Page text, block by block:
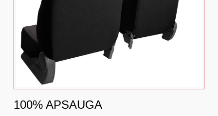
100% APSAUGA